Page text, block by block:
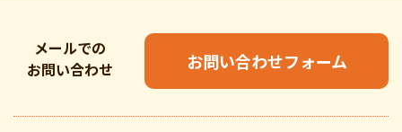
メールでの
お問い合わせ
お問い合わせフォーム